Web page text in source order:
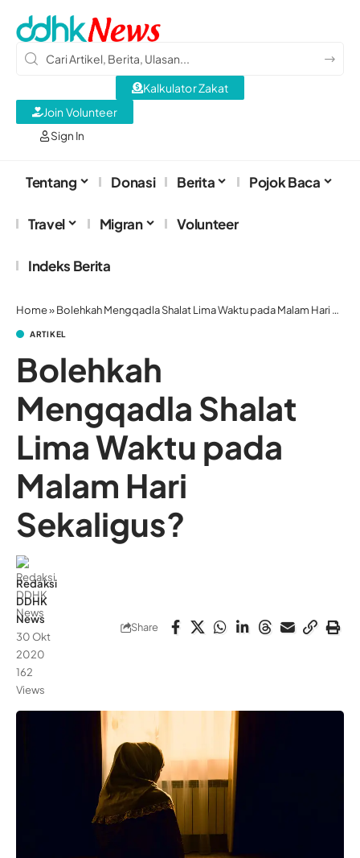
Sign In
Kalkulator Zakat
Join Volunteer
Tentang Donasi Berita Pojok Baca
Travel Migran Volunteer
Indeks Berita
Home»Bolehkah Mengqadla Shalat Lima Waktu pada Malam Hari Sekaligus?
ARTIKEL
Bolehkah
Mengqadla Shalat
Lima Waktu pada
Malam Hari
Sekaligus?
Redaksi
DDHK
News
30 Okt
2020
162
Views
Share